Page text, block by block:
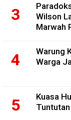
Wilson
Marwah
Warung
Warga
Kuasa